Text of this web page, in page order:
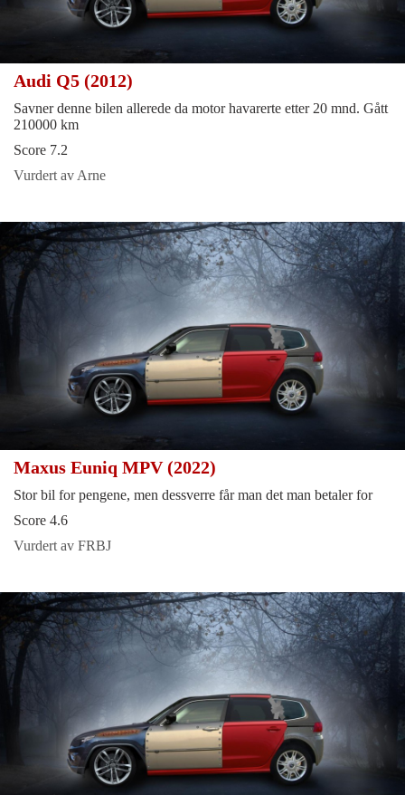
Audi Q5 (2012)
Savner denne bilen allerede da motor havarerte etter 20 mnd. Gått
210000 km
Score 7.2
Vurdert av Arne
Maxus Euniq MPV (2022)
Stor bil for pengene, men dessverre får man det man betaler for
Score 4.6
Vurdert av FRBJ